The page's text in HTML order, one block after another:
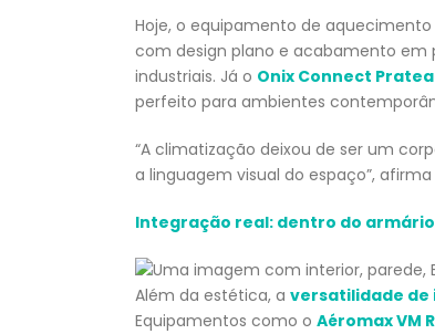
Hoje, o equipamento de
com design plano e acabamento em
industriais. Já o Onix Connect
perfeito para ambientes
“A climatização deixou de ser um
a linguagem visual do espaço”,
Integração real: dentro do
Além da estética, a versatilidade de
Equipamentos como o Aéromax VM